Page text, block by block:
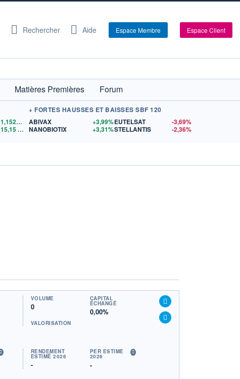
Rechercher Aide Espace Membre Espace Client
Matières Premières
Forum
1,1523$US
15,15$US
+ FORTES HAUSSES ET BAISSES SBF 120
ABIVAX
+3,99%
NANOBIOTIX
+3,31%
EUTELSAT
-3,69%
STELLANTIS
-2,36%
VOLUME
0
CAPITAL
ÉCHANGÉ
0,00%
VALORISATION
RENDEMENT
ESTIMÉ 2026
-
PER ESTIMÉ
2026
-